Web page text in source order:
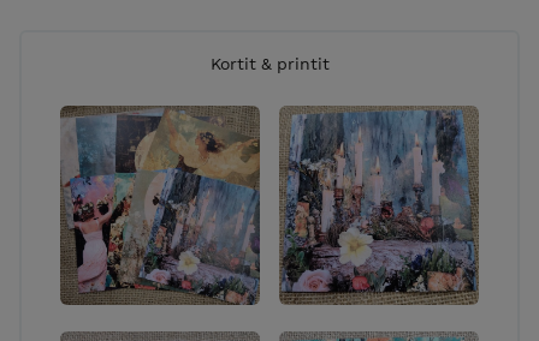
Kortit & printit